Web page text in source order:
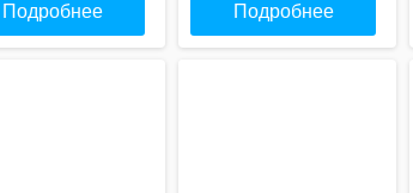
Подробнее Подробнее